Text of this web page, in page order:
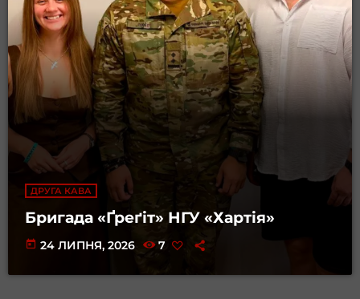
ДРУГА КАВА
Бригада «Ґреґіт» НГУ «Хартія»
today 24 ЛИПНЯ, 2026 7